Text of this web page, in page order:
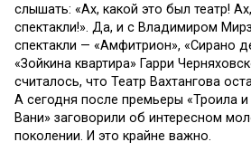
слышать: «Ах, какой это был театр!
спектакли!». Да, и с Владимиром
спектакли — «Амфитрион», «Сирано
«Зойкина квартира» Гарри
считалось, что Театр Вахтангова
А сегодня после премьеры «Троила
Вани» заговорили об интересном
поколении. И это крайне важно.